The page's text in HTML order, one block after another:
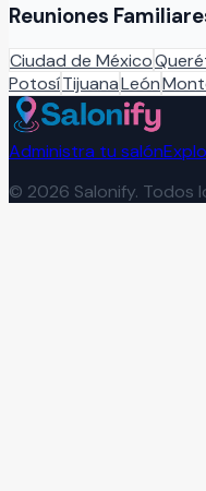
Reuniones
Ciudad de México
PotosíTijuanaLeón
Administra tu salón
© 2026 Salonify. Todos